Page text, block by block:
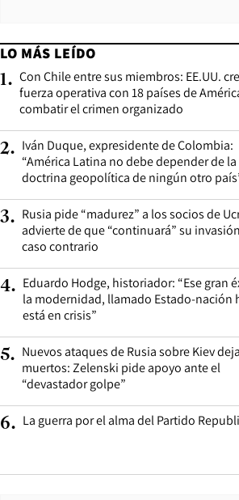
LO MÁS LEÍDO
1. Con Chile entre sus miembros: EE.UU.
fuerza operativa con 18 países de
combatir el crimen organizado
2. Iván Duque, expresidente de Colombia:
“América Latina no debe depender de la
doctrina geopolítica de ningún otro
3. Rusia pide “madurez” a los socios de
advierte de que “continuará” su
caso contrario
4. Eduardo Hodge, historiador: “Ese gran
la modernidad, llamado Estado-nación
está en crisis”
5. Nuevos ataques de Rusia sobre Kiev
muertos: Zelenski pide apoyo ante el
“devastador golpe”
6. La guerra por el alma del Partido